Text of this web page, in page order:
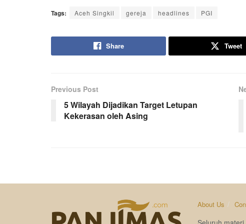
Tags: Aceh Singkil gereja headlines PGI
Share Tweet
Previous Post
5 Wilayah Dijadikan Target Letupan
Kekerasan oleh Asing
About Us